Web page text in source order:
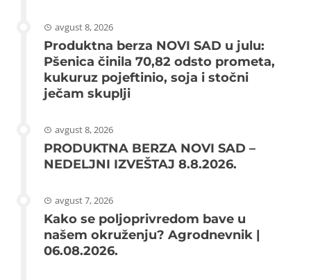
avgust 8, 2026
Produktna berza NOVI SAD u julu:
Pšenica činila 70,82 odsto prometa,
kukuruz pojeftinio, soja i stočni
ječam skuplji
avgust 8, 2026
PRODUKTNA BERZA NOVI SAD –
NEDELJNI IZVEŠTAJ 8.8.2026.
avgust 7, 2026
Kako se poljoprivredom bave u
našem okruženju? Agrodnevnik |
06.08.2026.